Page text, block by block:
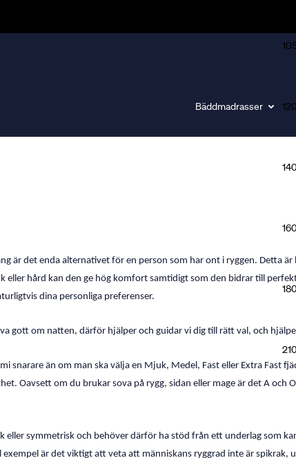
Bäddmadrasser
är det enda alternativet för en person som har ont i ryggen. Detta
eller hård kan den ge hög komfort samtidigt som den bidrar till
dina personliga preferenser.
gott om natten, därför hjälper och guidar vi dig till rätt val, och
snarare än om man ska välja en Mjuk, Medel, Fast eller Extra Fast
Oavsett om du brukar sova på rygg, sidan eller mage är det A
eller symmetrisk och behöver därför ha stöd från ett underlag som
är det viktigt att veta att människans ryggrad inte är